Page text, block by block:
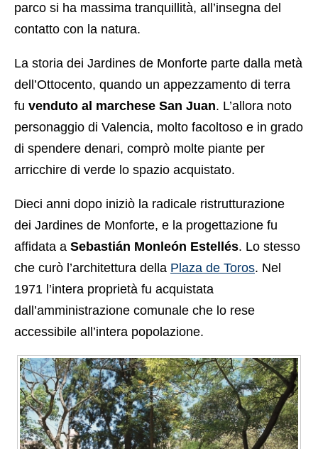
parco si ha massima tranquillità, all’insegna del
contatto con la natura.
La storia dei Jardines de Monforte parte dalla metà
dell’Ottocento, quando un appezzamento di terra
fu venduto al marchese San Juan. L’allora noto
personaggio di Valencia, molto facoltoso e in grado
di spendere denari, comprò molte piante per
arricchire di verde lo spazio acquistato.
Dieci anni dopo iniziò la radicale ristrutturazione
dei Jardines de Monforte, e la progettazione fu
affidata a Sebastián Monleón Estellés. Lo stesso
che curò l’architettura della Plaza de Toros. Nel
1971 l’intera proprietà fu acquistata
dall’amministrazione comunale che lo rese
accessibile all’intera popolazione.